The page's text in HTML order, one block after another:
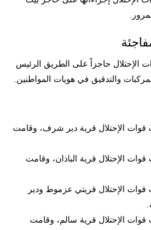
أقامت قوات الإحتلال حاجزاً على الطريق الرئيس
والتدقيق في هويات المواطنين.
09:10 اقتحمت قوات الإحتلال قرية دير شرف، وقامت
اقتحمت قوات الإحتلال قرية الباذان، وقامت
14:35 اقتحمت قوات الإحتلال قريتي عزموط ودير
17:00 اقتحمت قوات الإحتلال قرية سالم، وقامت